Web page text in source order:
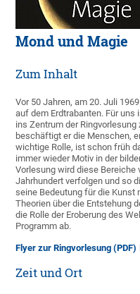
Mond und Magie
Zum Inhalt
Vor 50 Jahren, am 20. Juli
auf dem Erdtrabanten. Für
ins Zentrum der
beschäftigt er die Menschen,
wichtige Rolle, ist schon früh
immer wieder Motiv in der
Vorlesung wird diese
Jahrhundert verfolgen und so
seine Bedeutung für die Kunst
Theorien über die Entstehung
die Rolle der Eroberung des
Programm ab.
Flyer zur Ringvorlesung (PDF)
Zeit und Ort